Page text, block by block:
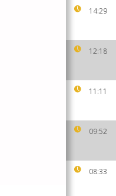
14:29
12:18
11:11
09:52
08:33